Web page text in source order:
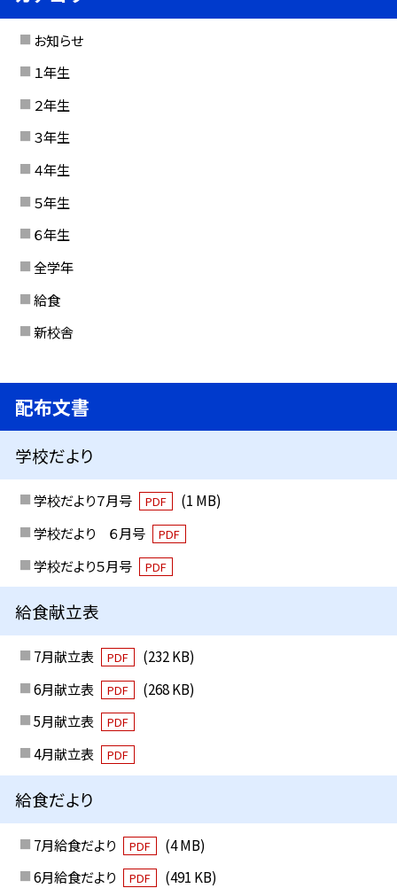
お知らせ
１年生
２年生
３年生
４年生
５年生
６年生
全学年
給食
新校舎
配布文書
学校だより
学校だより７月号 PDF
(1 MB)
学校だより ６月号
PDF
学校だより５月号 PDF
給食献立表
7月献立表 PDF
(232 KB)
6月献立表
PDF
(268 KB)
5月献立表
PDF
4月献立表 PDF
給食だより
7月給食だより PDF
(4 MB)
6月給食だより
PDF
(491 KB)